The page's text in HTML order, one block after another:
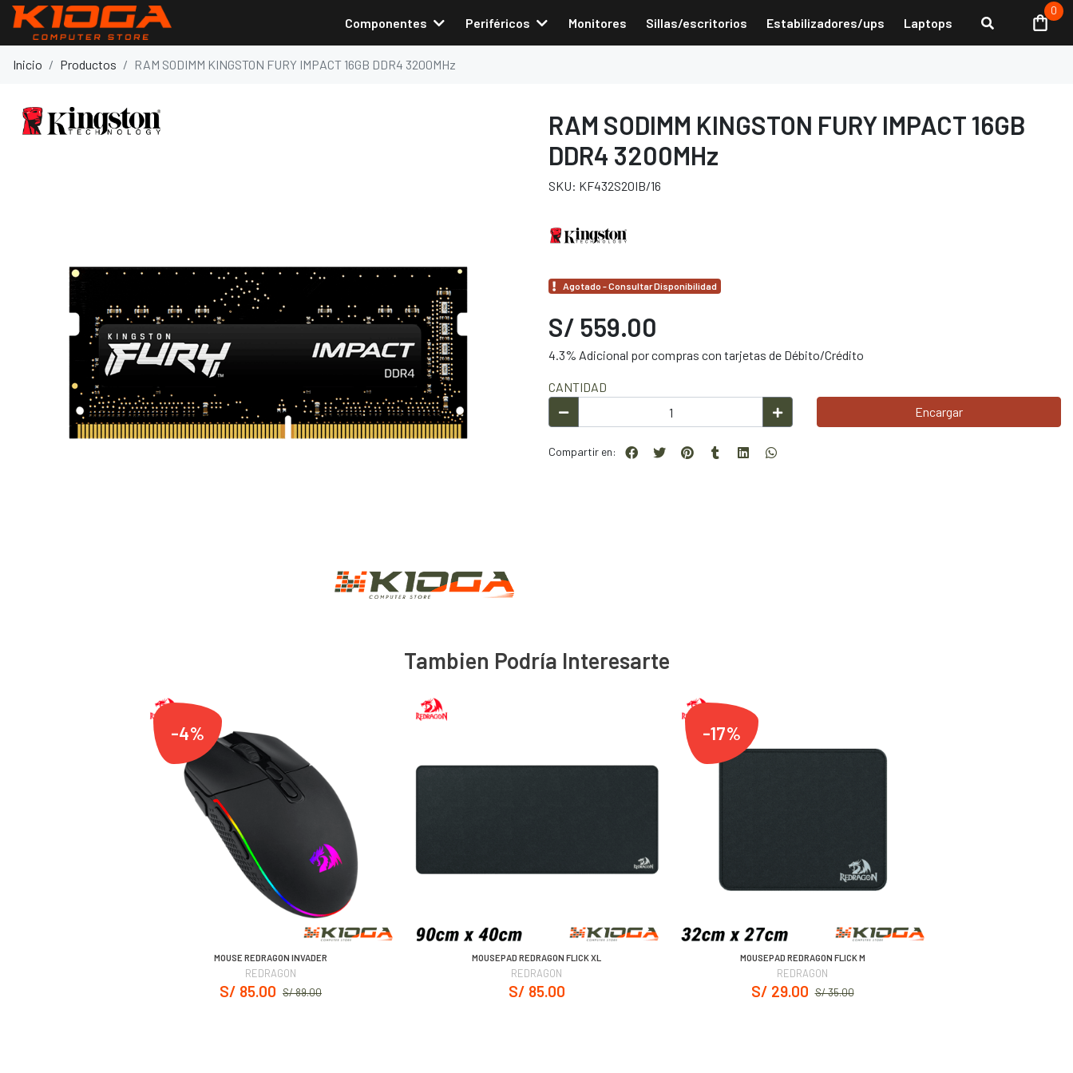
Componentes Periféricos Monitores Sillas/escritorios Estabilizadores/ups Laptops
0
Inicio Productos RAM SODIMM KINGSTON FURY IMPACT 16GB DDR4 3200MHz
RAM SODIMM KINGSTON FURY IMPACT 16GB
DDR4 3200MHz
SKU: KF432S20IB/16
Agotado - Consultar Disponibilidad
S/ 559.00
4.3% Adicional por compras con tarjetas de Débito/Crédito
CANTIDAD
Encargar
Compartir en:
Tambien Podría Interesarte
-4%
MOUSE REDRAGON INVADER
REDRAGON
S/ 89.00
S/ 85.00
MOUSEPAD REDRAGON FLICK XL
REDRAGON
S/ 85.00
-17%
MOUSEPAD REDRAGON FLICK M
REDRAGON
S/ 35.00
S/ 29.00